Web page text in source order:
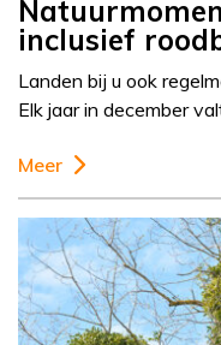
inclusief
Landen bij u ook
Elk jaar in december
Meer